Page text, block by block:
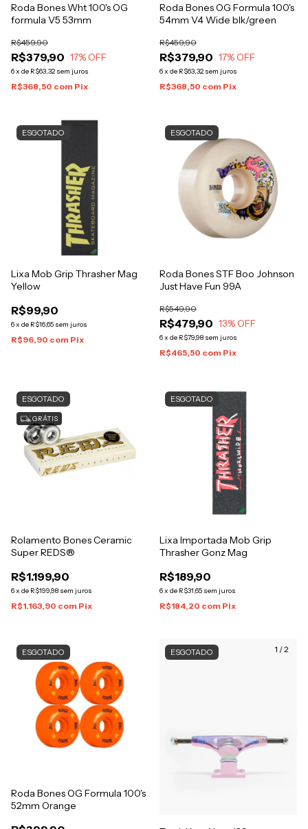
Roda Bones Wht 100's OG
formula V5 53mm
R$379,90
R$459,90
17% OFF
6x de R$63,32 sem juros
R$368,50 com Pix
Roda Bones OG Formula 100's
54mm V4 Wide blk/green
R$379,90
R$459,90
17% OFF
6x de R$63,32 sem juros
R$368,50 com Pix
ESGOTADO
Lixa Mob Grip Thrasher Mag
Yellow
R$99,90
6x de R$16,65 sem juros
R$96,90 com Pix
ESGOTADO
Roda Bones STF Boo Johnson
Just Have Fun 99A
R$479,90
R$549,90
13% OFF
6x de R$79,98 sem juros
R$465,50 com Pix
ESGOTADO
GRÁTIS
Rolamento Bones Ceramic
Super REDS®
R$1.199,90
6x de R$199,98 sem juros
R$1.163,90 com Pix
ESGOTADO
Lixa Importada Mob Grip
Thrasher Gonz Mag
R$189,90
6x de R$31,65 sem juros
R$184,20 com Pix
ESGOTADO
Roda Bones OG Formula 100's
52mm Orange
1 /2
ESGOTADO